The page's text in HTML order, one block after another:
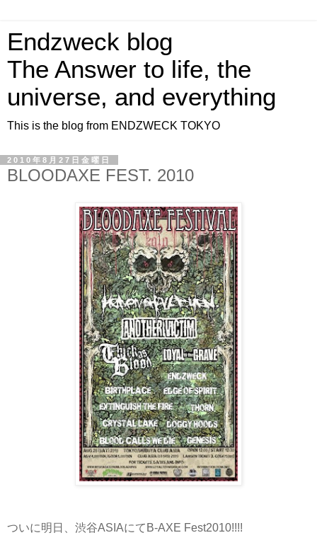
Endzweck blog
The Answer to life, the
universe, and everything
This is the blog from ENDZWECK TOKYO
2010年8月27日金曜日
BLOODAXE FEST. 2010
ついに明日、渋谷ASIAにてB-AXE Fest2010!!!!